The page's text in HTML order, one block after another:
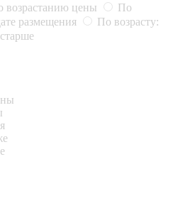
возрастанию цены
По
размещения
По возрасту: